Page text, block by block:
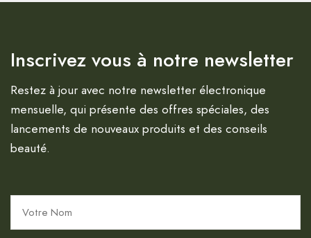
Inscrivez vous à notre newsletter
Restez à jour avec notre newsletter électronique
mensuelle, qui présente des offres spéciales, des
lancements de nouveaux produits et des conseils
beauté.